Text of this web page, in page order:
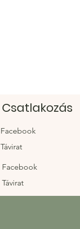
Csatlakozás
Facebook
Távirat
Facebook
Távirat